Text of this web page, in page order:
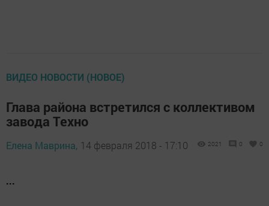
ВИДЕО НОВОСТИ (НОВОЕ)
Глава района встретился с коллективом
завода Техно
Елена Маврина, 14 февраля 2018 - 17:10 2021 0 0
...